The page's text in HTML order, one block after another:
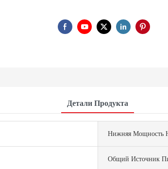
Детали Продукта
Нижняя Мощность
Общий Источник